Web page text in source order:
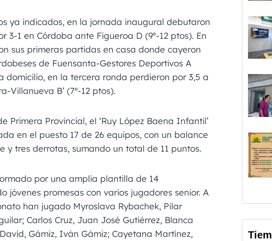
ya indicados, en la jornada inaugural debutaron
3-1 en Córdoba ante Figueroa D (9º-12 ptos). En
sus primeras partidas en casa donde cayeron
de Fuensanta-Gestores Deportivos A
domicilio, en la tercera ronda perdieron por 3,5 a
Villanueva B’ (7º-12 ptos).
Primera Provincial, el ‘Ruy López Baena Infantil’
en el puesto 17 de 26 equipos, con un balance
y tres derrotas, sumando un total de 11 puntos.
por una amplia plantilla de 14
jóvenes promesas con varios jugadores senior. A
han jugado Myroslava Rybachek, Pilar
Carlos Cruz, Juan José Gutiérrez, Blanca
Gámiz, Iván Gámiz; Cayetana Martínez,